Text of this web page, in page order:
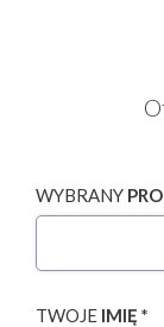
WYBRANY
TWOJE IMIĘ *